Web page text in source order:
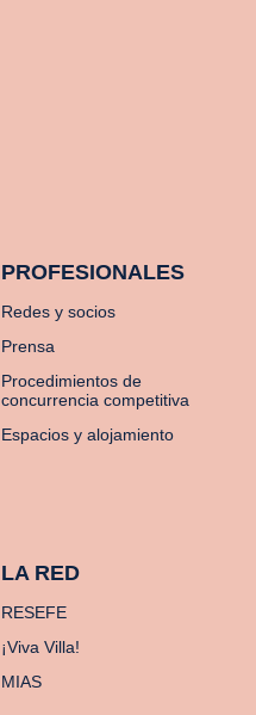
PROFESIONALES
Redes y socios
Prensa
Procedimientos de
concurrencia competitiva
Espacios y alojamiento
LA RED
RESEFE
¡Viva Villa!
MIAS